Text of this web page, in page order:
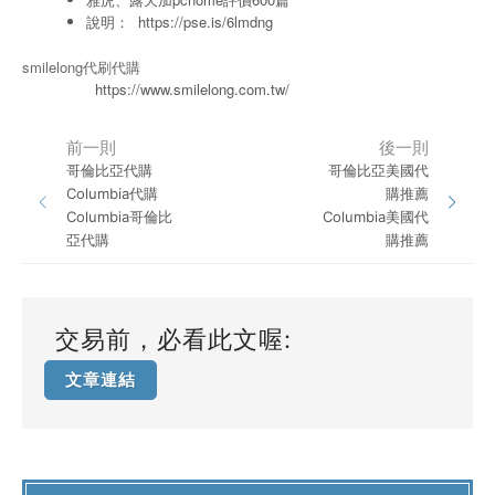
說明： https://pse.is/6lmdng
smilelong代刷代購
https://www.smilelong.com.tw/
前一則
哥倫比亞代購
Columbia代購
Columbia哥倫比
亞代購
後一則
哥倫比亞美國代
購推薦
Columbia美國代
購推薦
交易前，必看此文喔:
文章連結